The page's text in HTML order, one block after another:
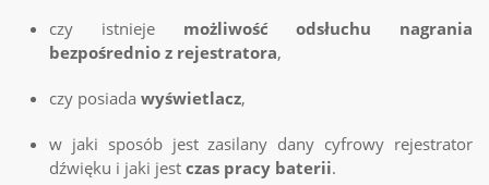
czy istnieje możliwość odsłuchu nagrania
bezpośrednio z rejestratora,
czy posiada wyświetlacz,
w jaki sposób jest zasilany dany cyfrowy rejestrator
dźwięku i jaki jest czas pracy baterii.